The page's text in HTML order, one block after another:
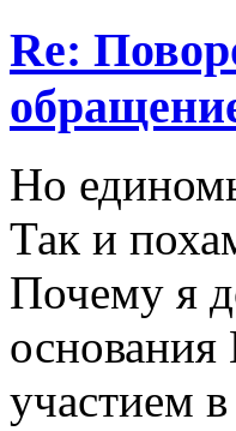
Re:
Но
Так и
Почему я
участием